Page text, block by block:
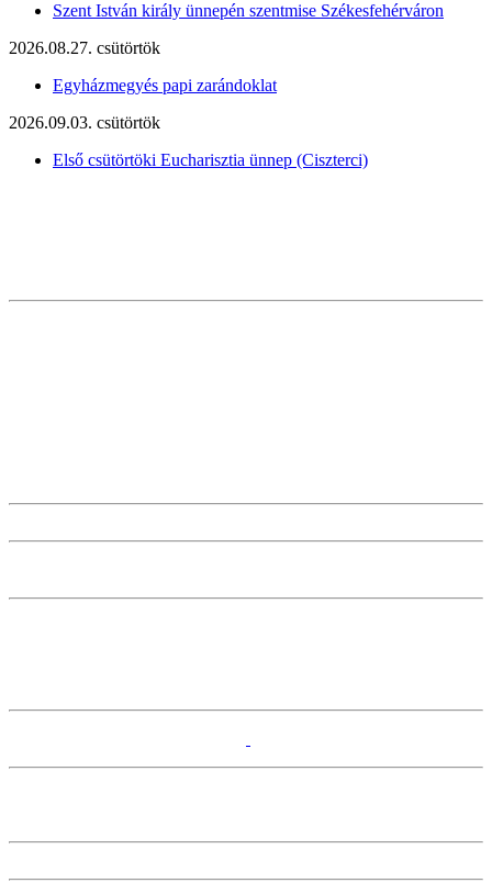
Szent István király ünnepén szentmise Székesfehérváron
2026.08.27. csütörtök
Egyházmegyés papi zarándoklat
2026.09.03. csütörtök
Első csütörtöki Eucharisztia ünnep (Ciszterci)